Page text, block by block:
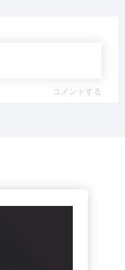
コメントする